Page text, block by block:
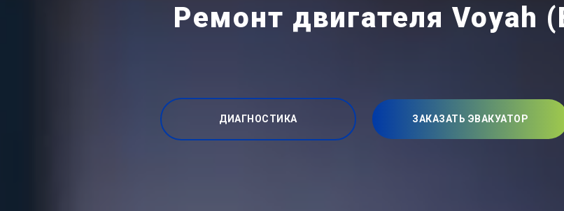
Ремонт двигателя Voyah
ДИАГНОСТИКА ЗАКАЗАТЬ ЭВАКУАТОР